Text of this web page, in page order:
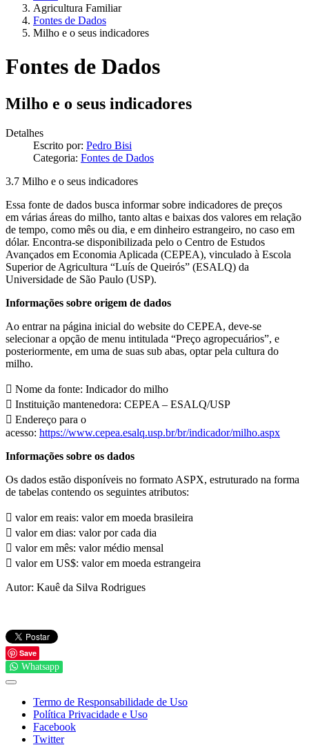
Agricultura Familiar
Fontes de Dados
Milho e o seus indicadores
Fontes de Dados
Milho e o seus indicadores
Detalhes
Escrito por: Pedro Bisi
Categoria: Fontes de Dados
3.7 Milho e o seus indicadores
Essa fonte de dados busca informar sobre indicadores de preços
em várias áreas do milho, tanto altas e baixas dos valores em relação
de tempo, como mês ou dia, e em dinheiro estrangeiro, no caso em
dólar. Encontra-se disponibilizada pelo o Centro de Estudos
Avançados em Economia Aplicada (CEPEA), vinculado à Escola
Superior de Agricultura “Luís de Queirós” (ESALQ) da
Universidade de São Paulo (USP).
Informações sobre origem de dados
Ao entrar na página inicial do website do CEPEA, deve-se
selecionar a opção de menu intitulada “Preço agropecuários”, e
posteriormente, em uma de suas sub abas, optar pela cultura do
milho.
 Nome da fonte: Indicador do milho
 Instituição mantenedora: CEPEA – ESALQ/USP
 Endereço para o
acesso: https://www.cepea.esalq.usp.br/br/indicador/milho.aspx
Informações sobre os dados
Os dados estão disponíveis no formato ASPX, estruturado na forma
de tabelas contendo os seguintes atributos:
 valor em reais: valor em moeda brasileira
 valor em dias: valor por cada dia
 valor em mês: valor médio mensal
 valor em US$: valor em moeda estrangeira
Autor: Kauê da Silva Rodrigues
Save
Whatsapp
Termo de Responsabilidade de Uso
Política Privacidade e Uso
Facebook
Twitter